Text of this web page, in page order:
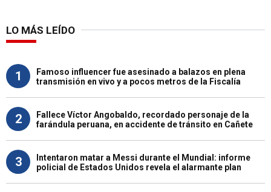
LO MÁS LEÍDO
1
Famoso influencer fue asesinado a balazos en plena
transmisión en vivo y a pocos metros de la Fiscalía
2
Fallece Víctor Angobaldo, recordado personaje de la
farándula peruana, en accidente de tránsito en Cañete
3
Intentaron matar a Messi durante el Mundial: informe
policial de Estados Unidos revela el alarmante plan